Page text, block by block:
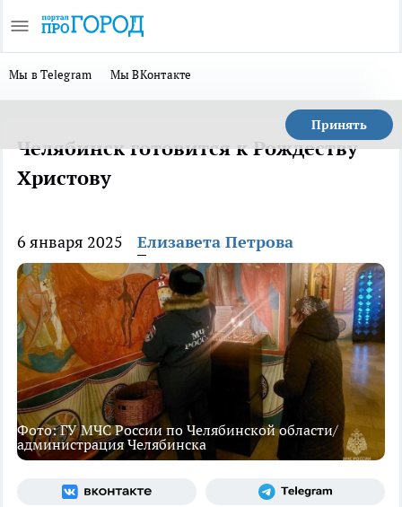
Мы в Telegram Мы ВКонтакте
Принять
Челябинск готовится к Рождеству
Христову
6 января 2025 Елизавета Петрова
Фото: ГУ МЧС России по Челябинской области/
администрация Челябинска